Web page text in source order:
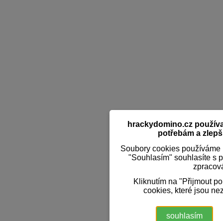
hrackydomino.cz
potřebám a
Soubory cookies
"Souhlasím" souhlasíte s
Kliknutím na "Přijmout
cookies, které jsou
souhlasím